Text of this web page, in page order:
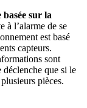
sur la
à l’alarme de se
est basé
capteurs.
sont
déclenche que si le
pièces.